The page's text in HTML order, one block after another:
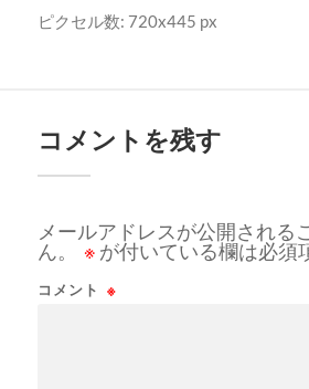
ピクセル数: 720x445 px
コメントを残す
メールアドレスが公開される
ん。
※ が付いている欄は必須
コメント ※